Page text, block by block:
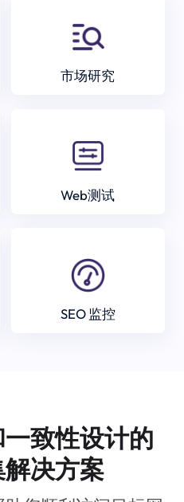
市场研究
Web测试
SEO 监控
致性设计的
决方案